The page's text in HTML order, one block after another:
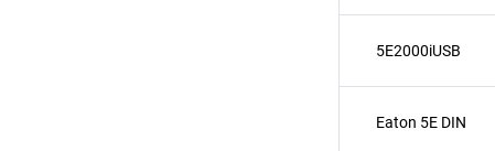
5E2000iUSB
Eaton 5E DIN